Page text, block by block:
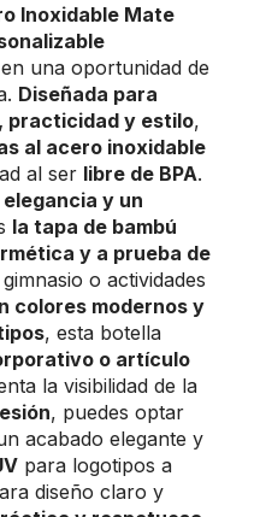
Inoxidable Mate
una oportunidad de
Diseñada para
practicidad y estilo,
al acero inoxidable
al ser libre de BPA.
y un
la tapa de bambú
y a prueba de
o actividades
colores modernos y
, esta botella
o artículo
la visibilidad de la
, puedes optar
acabado elegante y
para logotipos a
diseño claro y